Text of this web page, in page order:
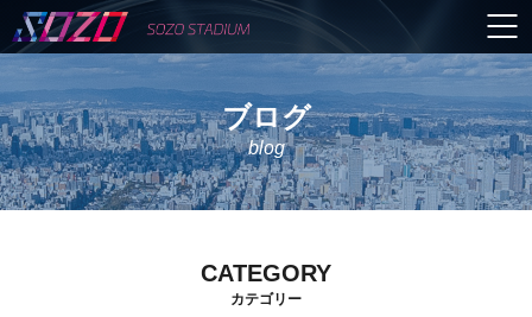
ブログ
blog
CATEGORY
カテゴリー